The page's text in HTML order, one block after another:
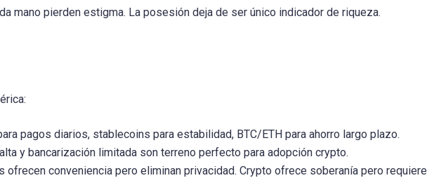
mano pierden estigma. La posesión deja de ser único indicador de riqueza.
pagos diarios, stablecoins para estabilidad, BTC/ETH para ahorro largo plazo.
y bancarización limitada son terreno perfecto para adopción crypto.
ofrecen conveniencia pero eliminan privacidad. Crypto ofrece soberanía pero requiere